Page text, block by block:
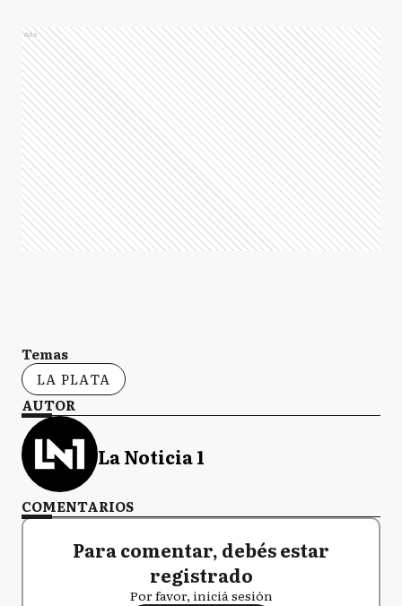
Ads
Temas
LA PLATA
AUTOR
La Noticia 1
COMENTARIOS
Para comentar, debés estar
registrado
Por favor, iniciá sesión